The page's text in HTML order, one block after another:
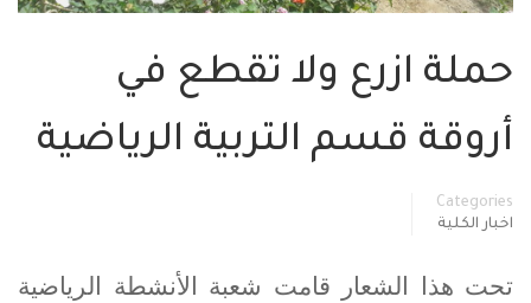
حملة ازرع ولا تقطع في
أروقة قسم التربية الرياضية
Categories
اخبار الكلية
تحت هذا الشعار قامت شعبة الأنشطة الرياضية